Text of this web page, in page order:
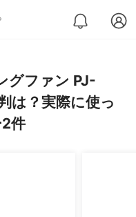
グファン PJ-
は？実際に使っ
件